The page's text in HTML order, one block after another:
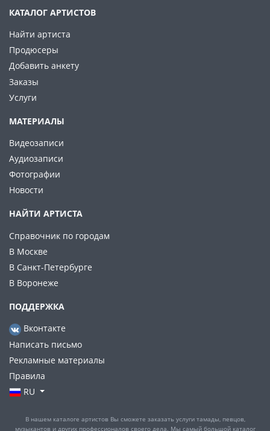
КАТАЛОГ АРТИСТОВ
Найти артиста
Продюсеры
Добавить анкету
Заказы
Услуги
МАТЕРИАЛЫ
Видеозаписи
Аудиозаписи
Фотографии
Новости
НАЙТИ АРТИСТА
Справочник по городам
В Москве
В Санкт-Петербурге
В Воронеже
ПОДДЕРЖКА
Вконтакте
Написать письмо
Рекламные материалы
Правила
RU
В нашем каталоге артистов Вы сможете заказать услуги тамады, певцов,
музыкантов и других профессионалов своего дела. Мы самый большой каталог